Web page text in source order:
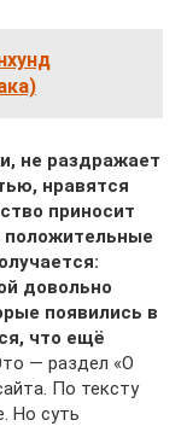
не раздражает
нравятся
приносит
положительные
довольно
появились в
что ещё
— раздел «О
По тексту
Но суть